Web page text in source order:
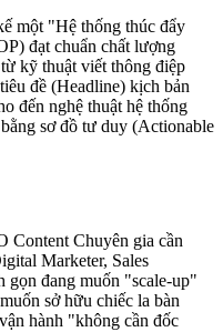
một "Hệ thống thúc đẩy
đạt chuẩn chất lượng
kỹ thuật viết thông điệp
đề (Headline) kịch bản
đến nghệ thuật hệ thống
sơ đồ tư duy (Actionable
Content Chuyên gia cần
Marketer, Sales
gọn đang muốn "scale-up"
sở hữu chiếc la bàn
hành "không cần đốc